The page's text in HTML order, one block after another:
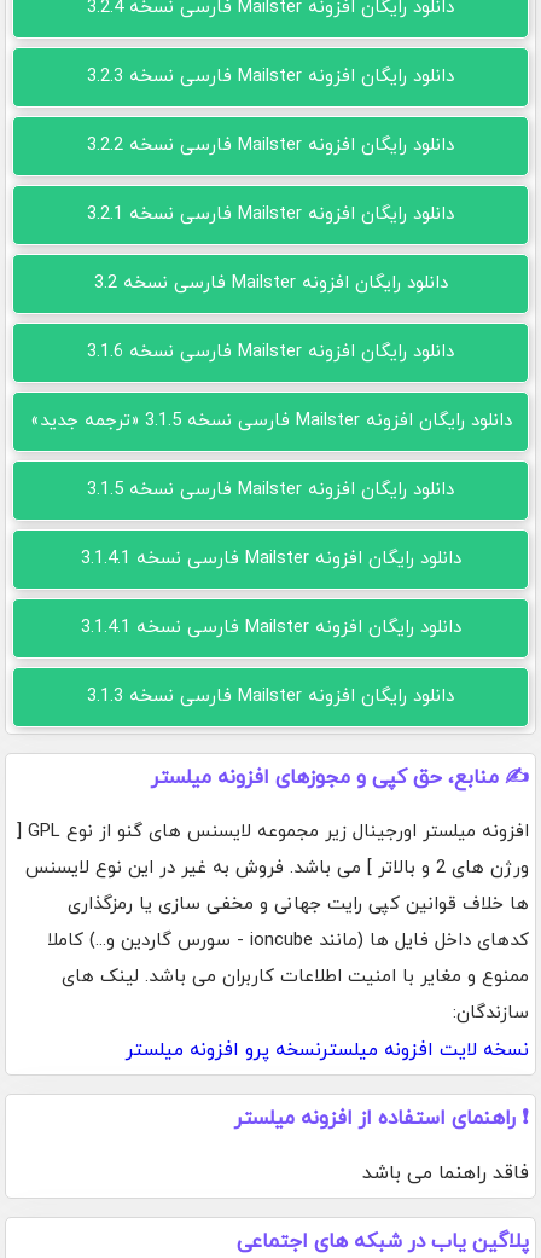
دانلود رایگان افزونه Mailster فارسی نسخه 3.2.4
دانلود رایگان افزونه Mailster فارسی نسخه 3.2.3
دانلود رایگان افزونه Mailster فارسی نسخه 3.2.2
دانلود رایگان افزونه Mailster فارسی نسخه 3.2.1
دانلود رایگان افزونه Mailster فارسی نسخه 3.2
دانلود رایگان افزونه Mailster فارسی نسخه 3.1.6
دانلود رایگان افزونه Mailster فارسی نسخه 3.1.5 «ترجمه جدید»
دانلود رایگان افزونه Mailster فارسی نسخه 3.1.5
دانلود رایگان افزونه Mailster فارسی نسخه 3.1.4.1
دانلود رایگان افزونه Mailster فارسی نسخه 3.1.4.1
دانلود رایگان افزونه Mailster فارسی نسخه 3.1.3
✍️ منابع، حق کپی و مجوزهای افزونه میلستر
افزونه میلستر اورجینال زیر مجموعه لایسنس های گنو از نوع GPL [
ورژن های 2 و بالاتر ] می باشد. فروش به غیر در این نوع لایسنس
ها خلاف قوانین کپی رایت جهانی و مخفی سازی یا رمزگذاری
کدهای داخل فایل ها (مانند ioncube - سورس گاردین و...) کاملا
ممنوع و مغایر با امنیت اطلاعات کاربران می باشد. لینک های
سازندگان:
نسخه لایت افزونه میلسترنسخه پرو افزونه میلستر
❗ راهنمای استفاده از افزونه میلستر
فاقد راهنما می باشد
پلاگین یاب در شبکه های اجتماعی